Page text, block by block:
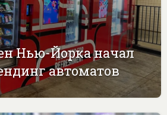
Нью-Йорка начал
автоматов